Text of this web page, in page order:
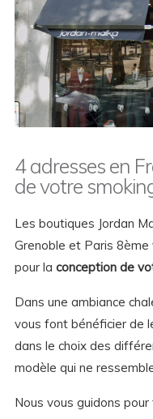
4 adresses en
de votre
Les boutiques Jordan
Grenoble et Paris 8ème
pour la conception de
Dans une ambiance
vous font bénéficier de
dans le choix des
modèle qui ne
Nous vous guidons